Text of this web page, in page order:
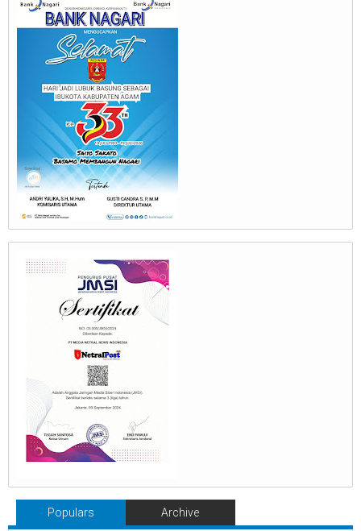
Populars Archive